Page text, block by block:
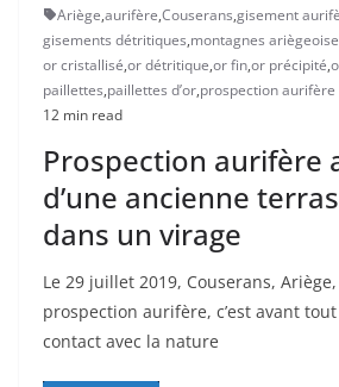
Ariège,aurifère,Couserans,gisement
gisements détritiques,montagnes
or cristallisé,or détritique,or fin,or précipité,
paillettes,paillettes d’or,prospection aurifère
12 min read
Prospection aurifère
d’une ancienne
dans un virage
Le 29 juillet 2019, Couserans, Ariège,
prospection aurifère, c’est avant
contact avec la nature